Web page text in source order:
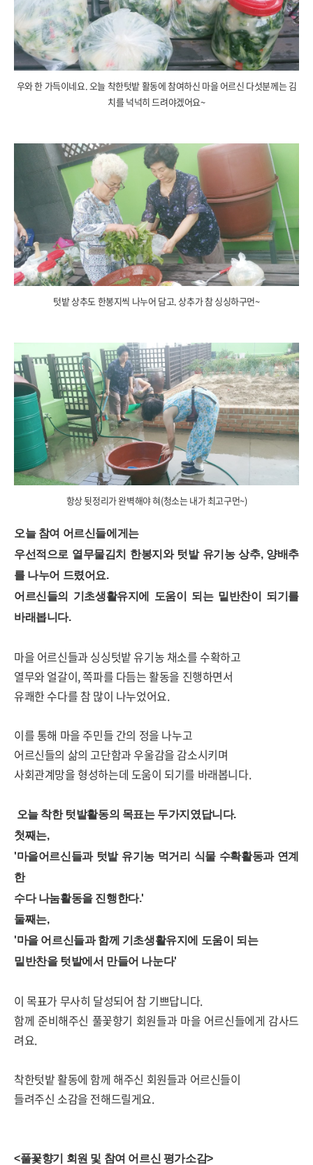
우와 한 가득이네요. 오늘 착한텃밭 활동에 참여하신 마을 어르신 다섯분께는 김
치를 넉넉히 드려야겠어요~
텃밭 상추도 한봉지씩 나누어 담고. 상추가 참 싱싱하구먼~
항상 뒷정리가 완벽해야 혀(청소는 내가 최고구먼~)
오늘 참여 어르신들에게는
우선적으로 열무물김치 한봉지와 텃밭 유기농 상추, 양배추
를 나누어 드렸어요.
어르신들의 기초생활유지에 도움이 되는 밑반찬이 되기를
바래봅니다.
마을 어르신들과 싱싱텃밭 유기농 채소를 수확하고
열무와 얼갈이, 쪽파를 다듬는 활동을 진행하면서
유쾌한 수다를 참 많이 나누었어요.
이를 통해 마을 주민들 간의 정을 나누고
어르신들의 삶의 고단함과 우울감을 감소시키며
사회관계망을 형성하는데 도움이 되기를 바래봅니다.
오늘 착한 텃밭활동의 목표는 두가지였답니다.
첫째는,
'마을어르신들과 텃밭 유기농 먹거리 식물 수확활동과 연계
한
수다 나눔활동을 진행한다.'
둘째는,
'마을 어르신들과 함께 기초생활유지에 도움이 되는
밑반찬을 텃밭에서 만들어 나눈다'
이 목표가 무사히 달성되어 참 기쁘답니다.
함께 준비해주신 풀꽃향기 회원들과 마을 어르신들에게 감사드
려요.
착한텃밭 활동에 함께 해주신 회원들과 어르신들이
들려주신 소감을 전해드릴게요.
<풀꽃향기 회원 및 참여 어르신 평가소감>